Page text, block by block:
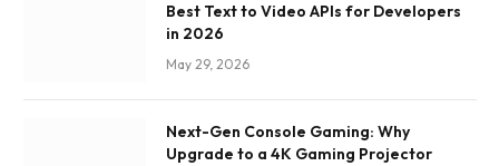
Best Text to Video APIs for Developers
in 2026
May 29, 2026
Next-Gen Console Gaming: Why
Upgrade to a 4K Gaming Projector